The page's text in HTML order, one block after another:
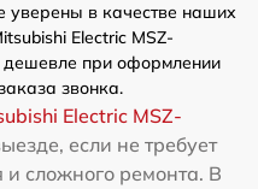
уверены в качестве наших
Electric MSZ-
дешевле при оформлении
звонка.
Electric MSZ-
если не требует
и сложного ремонта. В